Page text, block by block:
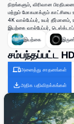
நிறங்களும், விரிவான
மற்றும் மோகமாக்கும் காட்சியை
4K வால்பேப்பர், உயர் தீர்மானம்,
இயற்கை வால்பேப்பர்,
இயற்கை
சம்பந்தப்பட்ட
அனைத்து சாதனங்கள்
அதிக பதிவிறக்கங்கள்